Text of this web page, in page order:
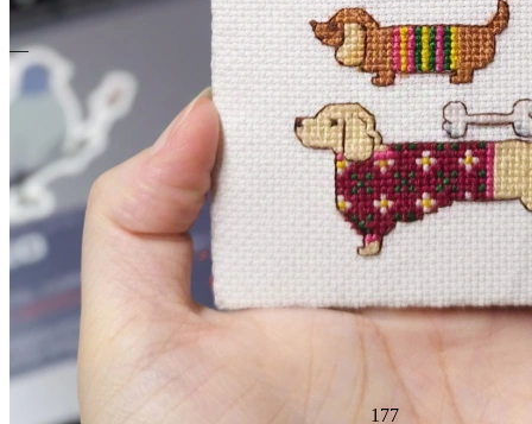
—
177